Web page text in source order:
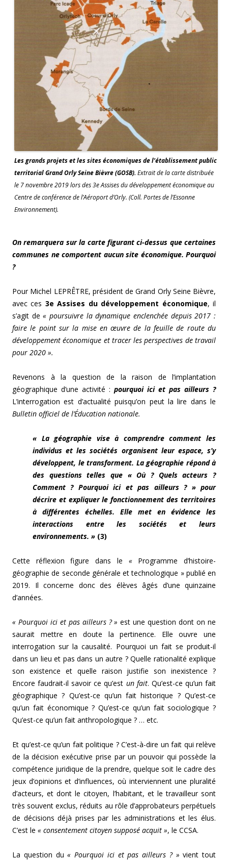
Les grands projets et les sites économiques de l’établissement public
territorial Grand Orly Seine Bièvre (GOSB).Extrait de la carte distribuée
le 7 novembre 2019 lors des 3e Assises du développement économique au
Centre de conférence de l’Aéroport d’Orly. (Coll. Portes de l’Essonne
Environnement).
On remarquera sur la carte figurant ci-dessus que certaines
communes ne comportent aucun site économique. Pourquoi
?
Pour Michel LEPRÊTRE, président de Grand Orly Seine Bièvre,
avec ces 3e Assises du développement économique, il
s’agit de« poursuivre la dynamique enclenchée depuis 2017 :
faire le point sur la mise en œuvre de la feuille de route du
développement économique et tracer les perspectives de travail
pour 2020 ».
Revenons à la question de la raison de l’implantation
géographique d’une activité : pourquoi ici et pas ailleurs ?
L’interrogation est d’actualité puisqu’on peut la lire dans le
Bulletin officiel de l’Éducation nationale.
« La géographie vise à comprendre comment les
individus et les sociétés organisent leur espace, s’y
développent, le transforment. La géographie répond à
des questions telles que « Où ? Quels acteurs ?
Comment ? Pourquoi ici et pas ailleurs ? » pour
décrire et expliquer le fonctionnement des territoires
à différentes échelles. Elle met en évidence les
interactions entre les sociétés et leurs
environnements. » (3)
Cette réflexion figure dans le « Programme d’histoire-
géographie de seconde générale et technologique » publié en
2019. Il concerne donc des élèves âgés d’une quinzaine
d’années.
« Pourquoi ici et pas ailleurs ? » est une question dont on ne
saurait mettre en doute la pertinence. Elle ouvre une
interrogation sur la causalité. Pourquoi un fait se produit-il
dans un lieu et pas dans un autre ? Quelle rationalité explique
son existence et quelle raison justifie son inexistence ?
Encore faudrait-il savoir ce qu’est un fait. Qu’est-ce qu’un fait
géographique ? Qu’est-ce qu’un fait historique ? Qu’est-ce
qu’un fait économique ? Qu’est-ce qu’un fait sociologique ?
Qu’est-ce qu’un fait anthropologique ? … etc.
Et qu’est-ce qu’un fait politique ? C’est-à-dire un fait qui relève
de la décision exécutive prise par un pouvoir qui possède la
compétence juridique de la prendre, quelque soit le cadre des
jeux d’opinions et d’influences, où interviennent une pluralité
d’acteurs, et dont le citoyen, l’habitant, et le travailleur sont
très souvent exclus, réduits au rôle d’approbateurs perpétuels
de décisions déjà prises par les administrations et les élus.
C’est le « consentement citoyen supposé acquit », le CCSA.
La question du« Pourquoi ici et pas ailleurs ? » vient tout